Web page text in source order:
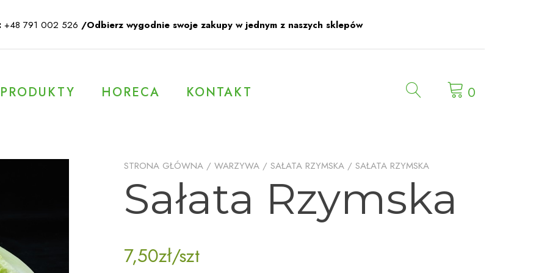
+48 791 002 526 /Odbierz wygodnie swoje zakupy w jednym z naszych sklepów
PRODUKTY HORECA KONTAKT 0
STRONA GŁÓWNA / WARZYWA / SAŁATA RZYMSKA / SAŁATA RZYMSKA
Sałata Rzymska
7,50zł/szt